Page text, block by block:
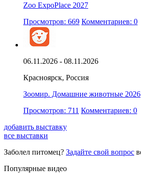
Zoo ExpoPlace 2027
Просмотров: 669 Комментариев: 0
06.11.2026 - 08.11.2026
Красноярск, Россия
Зоомир. Домашние животные 2026
Просмотров: 711 Комментариев: 0
добавить выставку
все выставки
Заболел питомец? Задайте свой вопрос
Популярные видео